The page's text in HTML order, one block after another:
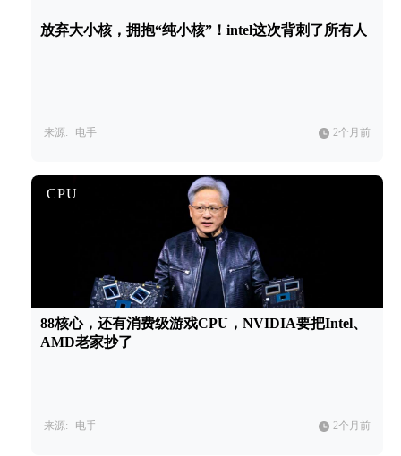
放弃大小核，拥抱“纯小核”！intel这次背刺了所有人
来源: 电手 2个月前
CPU
88核心，还有消费级游戏CPU，NVIDIA要把Intel、
AMD老家抄了
来源: 电手 2个月前